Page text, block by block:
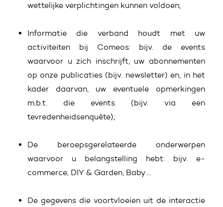
wettelijke verplichtingen kunnen voldoen;
Informatie die verband houdt met uw
activiteiten bij Comeos: bijv. de events
waarvoor u zich inschrijft, uw abonnementen
op onze publicaties (bijv. newsletter) en, in het
kader daarvan, uw eventuele opmerkingen
m.b.t. die events (bijv. via een
tevredenheidsenquête);
De beroepsgerelateerde onderwerpen
waarvoor u belangstelling hebt: bijv. e-
commerce, DIY & Garden, Baby ...
De gegevens die voortvloeien uit de interactie